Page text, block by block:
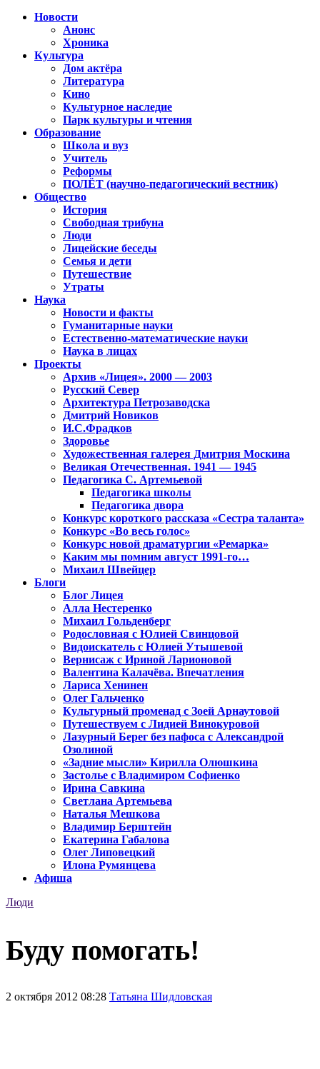
Новости
Анонс
Хроника
Культура
Дом актёра
Литература
Кино
Культурное наследие
Парк культуры и чтения
Образование
Школа и вуз
Учитель
Реформы
ПОЛЁТ (научно-педагогический вестник)
Общество
История
Свободная трибуна
Люди
Лицейские беседы
Семья и дети
Путешествие
Утраты
Наука
Новости и факты
Гуманитарные науки
Естественно-математические науки
Наука в лицах
Проекты
Архив «Лицея». 2000 — 2003
Русский Север
Архитектура Петрозаводска
Дмитрий Новиков
И.С.Фрадков
Здоровье
Художественная галерея Дмитрия Москина
Великая Отечественная. 1941 — 1945
Педагогика С. Артемьевой
Педагогика школы
Педагогика двора
Конкурс короткого рассказа «Сестра таланта»
Конкурс «Во весь голос»
Конкурс новой драматургии «Ремарка»
Каким мы помним август 1991-го…
Михаил Швейцер
Блоги
Блог Лицея
Алла Нестеренко
Михаил Гольденберг
Родословная с Юлией Свинцовой
Видоискатель с Юлией Утышевой
Вернисаж с Ириной Ларионовой
Валентина Калачёва. Впечатления
Лариса Хенинен
Олег Гальченко
Культурный променад с Зоей Арнаутовой
Путешествуем с Лидией Винокуровой
Лазурный Берег без пафоса с Александрой
Озолиной
«Задние мысли» Кирилла Олюшкина
Застолье с Владимиром Софиенко
Ирина Савкина
Светлана Артемьева
Наталья Мешкова
Владимир Берштейн
Екатерина Габалова
Олег Липовецкий
Илона Румянцева
Афиша
Люди
Буду помогать!
2 октября 2012 08:28 Татьяна Шидловская